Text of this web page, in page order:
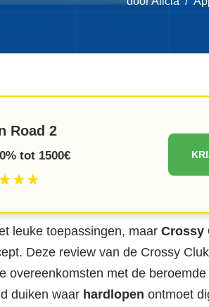
Road 2
tot 1500€
leuke toepassingen, maar Crossy
Deze review van de Crossy
overeenkomsten met de
duiken waar hardlopen ontmoet